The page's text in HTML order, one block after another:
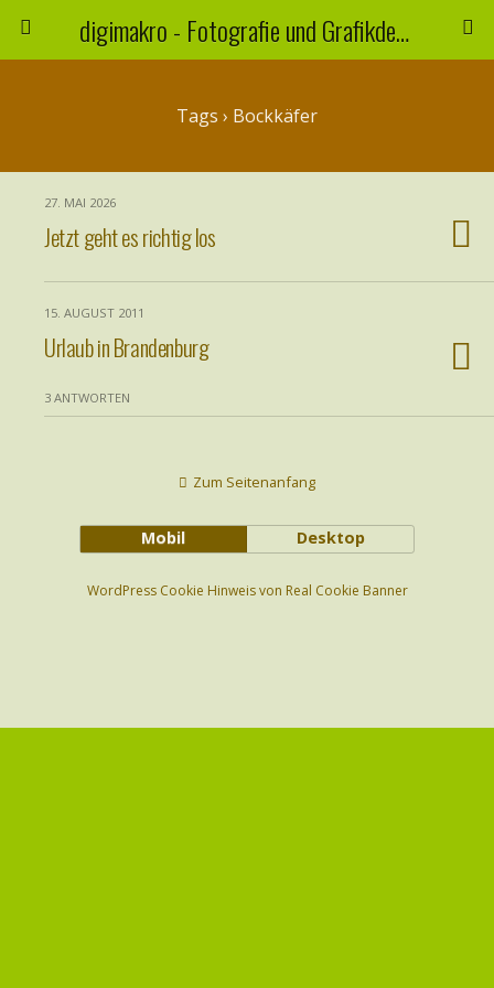
digimakro - Fotografie und Grafikdesign
Tags › Bockkäfer
27. MAI 2026
Jetzt geht es richtig los
15. AUGUST 2011
Urlaub in Brandenburg
3 ANTWORTEN
Zum Seitenanfang
Mobil Desktop
WordPress Cookie Hinweis von Real Cookie Banner